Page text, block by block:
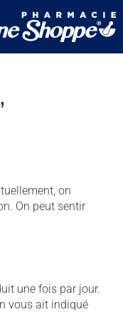
on
On peut sentir
une fois par jour.
vous ait indiqué